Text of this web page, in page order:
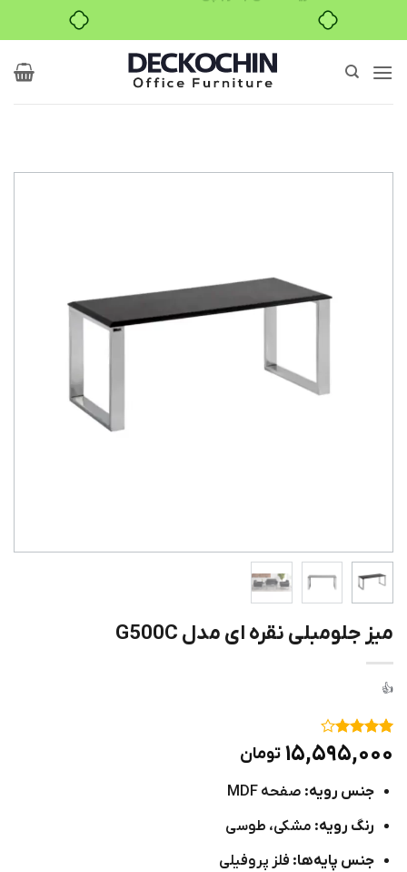
میز جلومبلی نقره ای مدل G500C
امتیاز
۴
از ۵
۱
مشتری
۱۵,۵۹۵,۰۰۰ تومان
جنس رویه: صفحه MDF
رنگ رویه: مشکی، طوسی
جنس پایه‌ها: فلز پروفیلی